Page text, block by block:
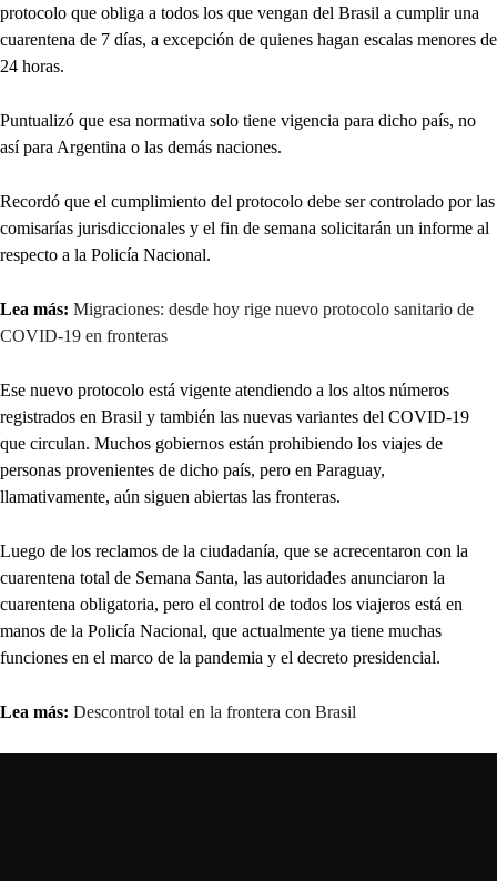
protocolo que obliga a todos los que vengan del Brasil a cumplir una
cuarentena de 7 días, a excepción de quienes hagan escalas menores de
24 horas.
Puntualizó que esa normativa solo tiene vigencia para dicho país, no
así para Argentina o las demás naciones.
Recordó que el cumplimiento del protocolo debe ser controlado por las
comisarías jurisdiccionales y el fin de semana solicitarán un informe al
respecto a la Policía Nacional.
Lea más: Migraciones: desde hoy rige nuevo protocolo sanitario de
COVID-19 en fronteras
Ese nuevo protocolo está vigente atendiendo a los altos números
registrados en Brasil y también las nuevas variantes del COVID-19
que circulan. Muchos gobiernos están prohibiendo los viajes de
personas provenientes de dicho país, pero en Paraguay,
llamativamente, aún siguen abiertas las fronteras.
Luego de los reclamos de la ciudadanía, que se acrecentaron con la
cuarentena total de Semana Santa, las autoridades anunciaron la
cuarentena obligatoria, pero el control de todos los viajeros está en
manos de la Policía Nacional, que actualmente ya tiene muchas
funciones en el marco de la pandemia y el decreto presidencial.
Lea más: Descontrol total en la frontera con Brasil